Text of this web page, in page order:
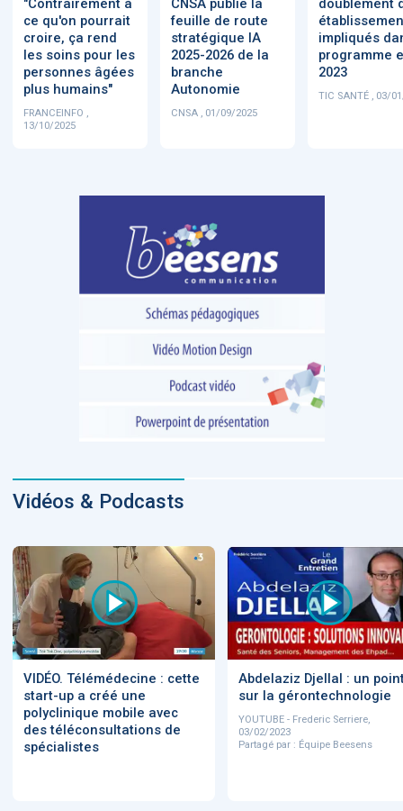
"Contrairement à
ce qu'on pourrait
croire, ça rend
les soins pour les
personnes âgées
plus humains"
FRANCEINFO ,
13/10/2025
CNSA publie la
feuille de route
stratégique IA
2025-2026 de la
branche
Autonomie
CNSA , 01/09/2025
doublement
impliqués
programme
2023
TIC SANTÉ , 03/
Vidéos & Podcasts
VIDÉO. Télémédecine : cette
start-up a créé une
polyclinique mobile avec
des téléconsultations de
spécialistes
Abdelaziz Djellal : un
sur la gérontechnologie
YOUTUBE - Frederic Serriere,
03/02/2023
Partagé par : Équipe Beesens